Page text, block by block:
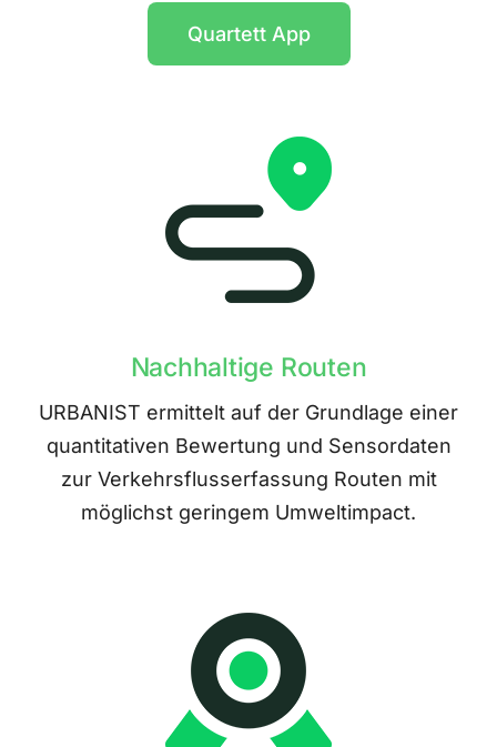
Quartett App
Nachhaltige Routen
URBANIST ermittelt auf der Grundlage einer
quantitativen Bewertung und Sensordaten
zur Verkehrsflusserfassung Routen mit
möglichst geringem Umweltimpact.